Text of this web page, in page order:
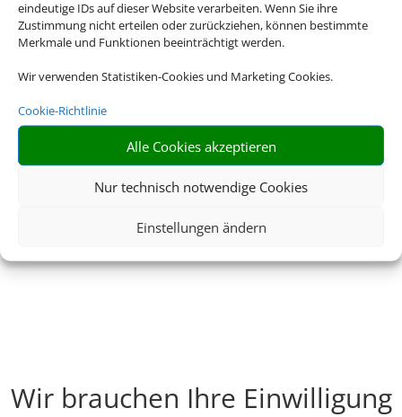
eindeutige IDs auf dieser Website verarbeiten. Wenn Sie ihre
Zustimmung nicht erteilen oder zurückziehen, können bestimmte
Merkmale und Funktionen beeinträchtigt werden.
Wir verwenden Statistiken-Cookies und Marketing Cookies.
Cookie-Richtlinie
Alle Cookies akzeptieren
Nur technisch notwendige Cookies
Einstellungen ändern
Wir brauchen Ihre Einwilligung